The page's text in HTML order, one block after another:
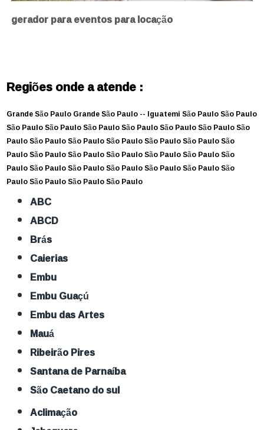
gerador para eventos para locação
Regiões onde a atende :
Grande São PauloGrande São Paulo -- IguatemiSão PauloSão Paulo
São PauloSão PauloSão PauloSão PauloSão PauloSão PauloSão
PauloSão PauloSão PauloSão PauloSão PauloSão PauloSão
PauloSão PauloSão PauloSão PauloSão PauloSão PauloSão
PauloSão PauloSão PauloSão PauloSão PauloSão PauloSão
PauloSão PauloSão PauloSão Paulo
ABC
ABCD
Brás
Caierias
Embu
Embu Guaçú
Embu das Artes
Mauá
Ribeirão Pires
Santana de Parnaíba
São Caetano do sul
Aclimação